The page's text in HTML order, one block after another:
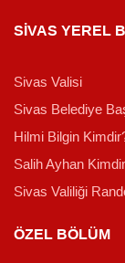
SİVAS YEREL
Sivas Valisi
Sivas Belediye
Hilmi Bilgin
Salih Ayhan
Sivas Valiliği
ÖZEL BÖLÜM